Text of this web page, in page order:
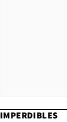
IMPERDIBLES